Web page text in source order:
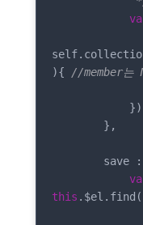
){
//member는
this .$el.find(